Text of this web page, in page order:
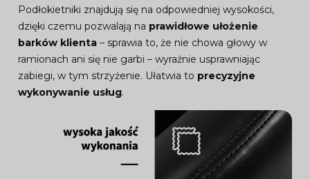
Podłokietniki znajdują się na odpowiedniej wysokości,
dzięki czemu pozwalają na prawidłowe ułożenie
barków klienta – sprawia to, że nie chowa głowy w
ramionach ani się nie garbi – wyraźnie usprawniając
zabiegi, w tym strzyżenie. Ułatwia to precyzyjne
wykonywanie usług.